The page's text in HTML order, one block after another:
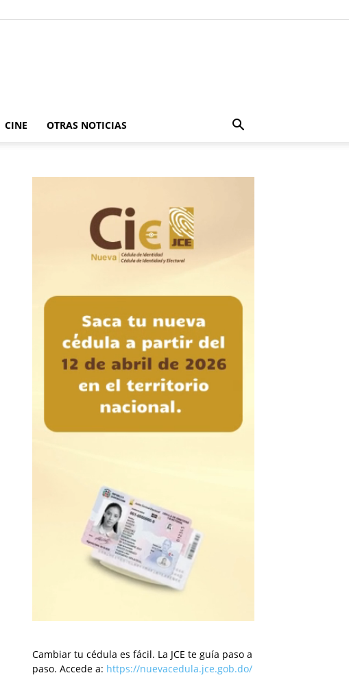
CINE OTRAS NOTICIAS
Cambiar tu cédula es fácil. La JCE te guía paso a
paso. Accede a: https://nuevacedula.jce.gob.do/